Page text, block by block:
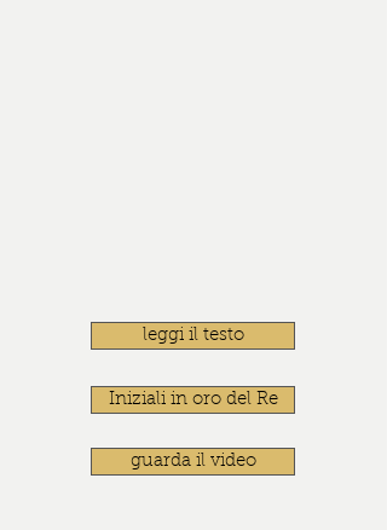
leggi il testo
Iniziali in oro del Re
guarda il video